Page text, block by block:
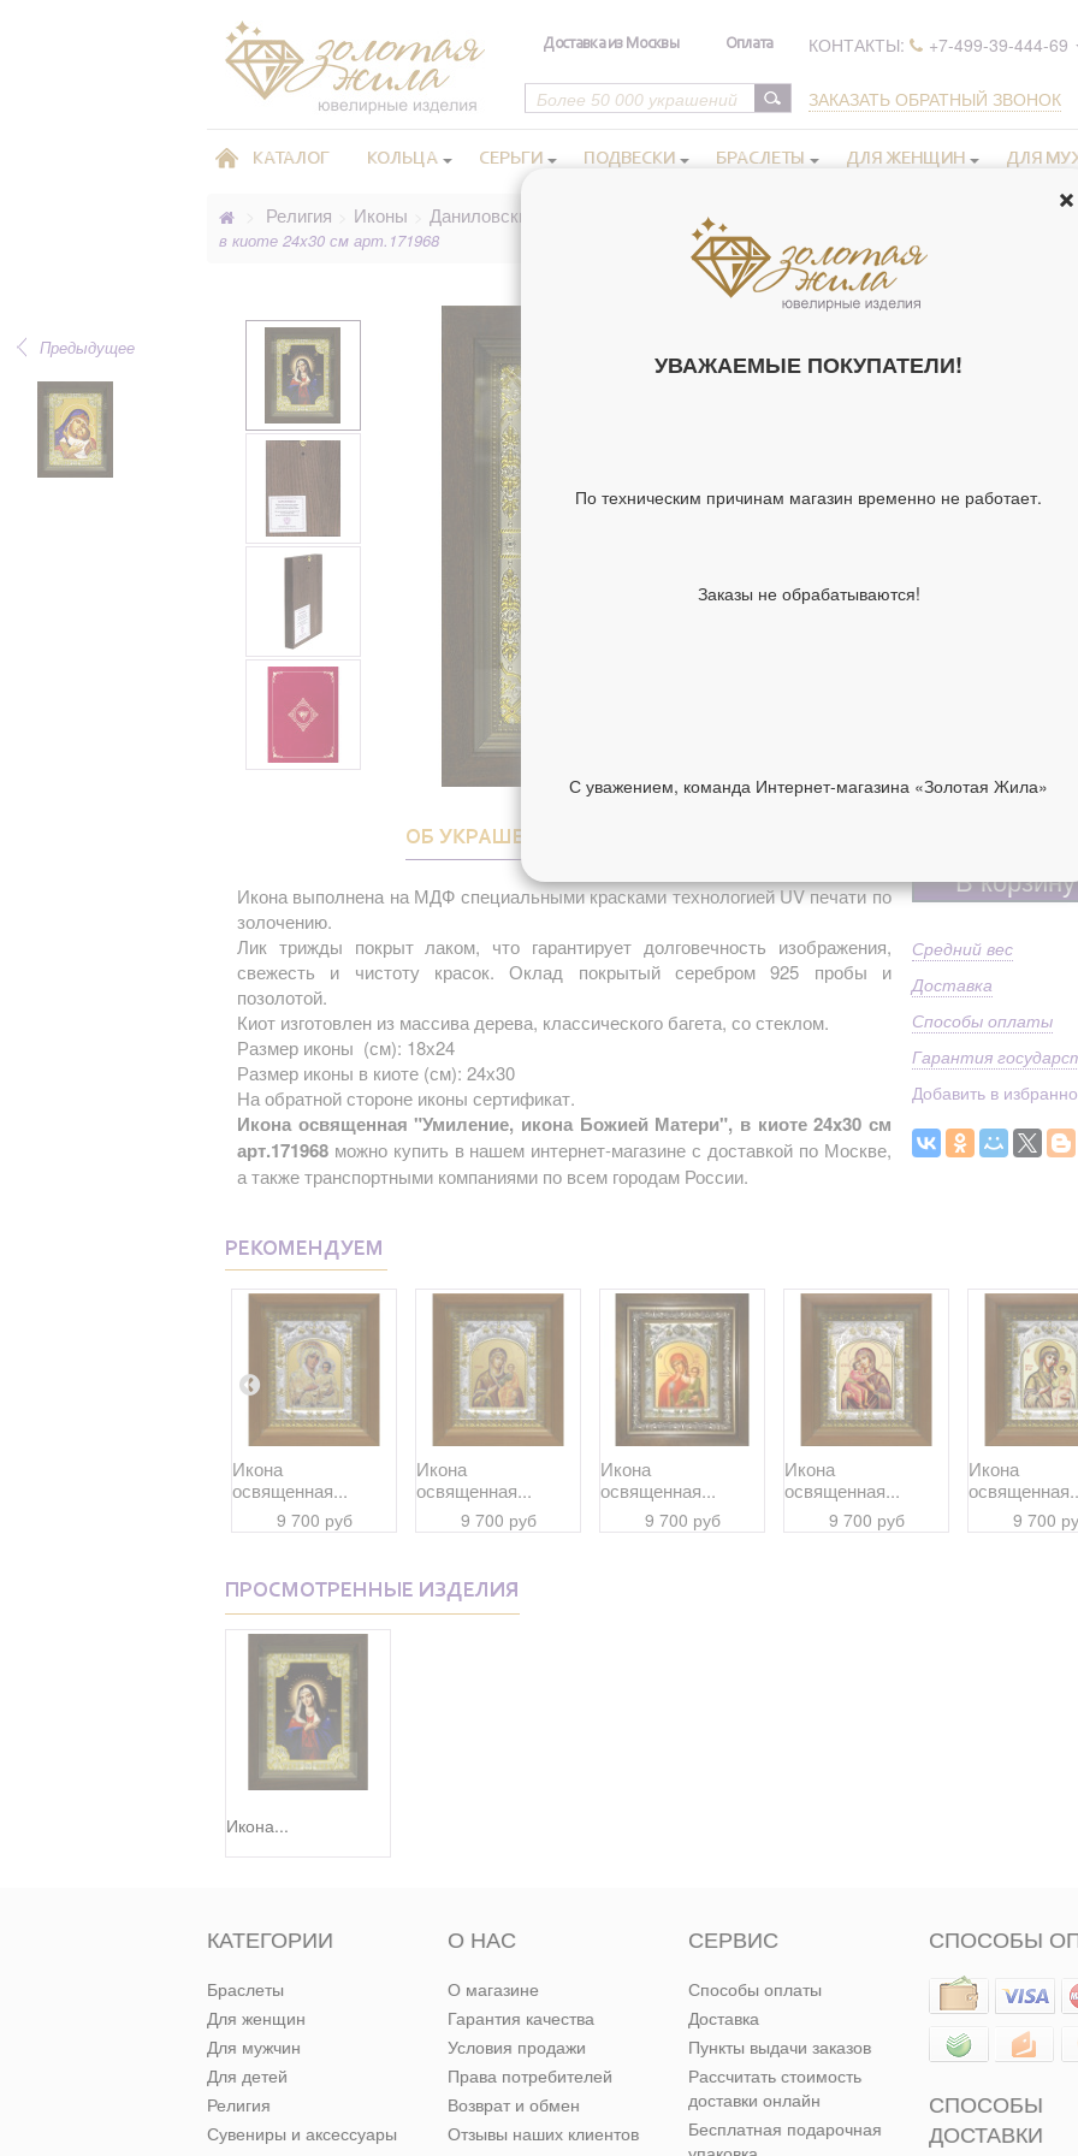
Доставка из Москвы Оплата КОНТАКТЫ: +7-499-39-444-69
ЗАКАЗАТЬ ОБРАТНЫЙ ЗВОНОК
КАТАЛОГ КОЛЬЦА СЕРЬГИ ПОДВЕСКИ БРАСЛЕТЫ ДЛЯ ЖЕНЩИН ДЛЯ
Религия Иконы Даниловские иконы в серебряном окладе
Икона
в киоте 24x30 см арт.171968
Предыдущее
ОБ УКРАШЕНИИ
Икона выполнена на МДФ специальными красками технологией UV печати по
золочению.
Лик трижды покрыт лаком, что гарантирует долговечность изображения,
свежесть и чистоту красок. Оклад покрытый серебром 925 пробы и
позолотой.
Киот изготовлен из массива дерева, классического багета, со стеклом.
Размер иконы (см): 18х24
Размер иконы в киоте (см): 24х30
На обратной стороне иконы сертификат.
Икона освященная "Умиление, икона Божией Матери", в киоте 24x30 см
арт.171968 можно купить в нашем интернет-магазине с доставкой по Москве,
а также транспортными компаниями по всем городам России.
ИКОНА
ИКОНА
24X30 СМ
Тип украшения
см
В корзину
Средний вес
Доставка
Способы оплаты
Гарантия
Добавить в
РЕКОМЕНДУЕМ
Икона
освященная...
9 700 руб
Икона
освященная...
9 700 руб
Икона
освященная...
9 700 руб
Икона
освященная...
9 700 руб
Икона
9 700
ПРОСМОТРЕННЫЕ ИЗДЕЛИЯ
Икона...
КАТЕГОРИИ
Браслеты
Для женщин
Для мужчин
Для детей
Религия
Сувениры и аксессуары
О НАС
О магазине
Гарантия качества
Условия продажи
Права потребителей
Возврат и обмен
Отзывы наших клиентов
СЕРВИС
Способы оплаты
Доставка
Пункты выдачи заказов
Рассчитать стоимость
доставки онлайн
Бесплатная подарочная
СПОСОБЫ
СПОСОБЫ
ДОСТАВКИ
УВАЖАЕМЫЕ ПОКУПАТЕЛИ!
По техническим причинам магазин временно не работает.
Заказы не обрабатываются!
С уважением, команда Интернет-магазина «Золотая Жила»